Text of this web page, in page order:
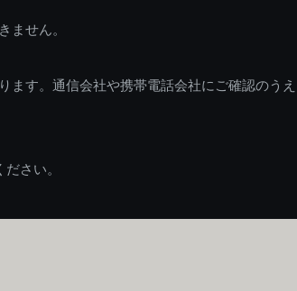
ません。
ます。通信会社や携帯電話会社にご確認のう
さい。